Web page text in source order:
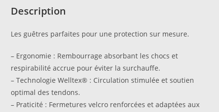
Description
Les guêtres parfaites pour une protection sur mesure.
– Ergonomie : Rembourrage absorbant les chocs et
respirabilité accrue pour éviter la surchauffe.
– Technologie Welltex® : Circulation stimulée et soutien
optimal des tendons.
– Praticité : Fermetures velcro renforcées et adaptées aux